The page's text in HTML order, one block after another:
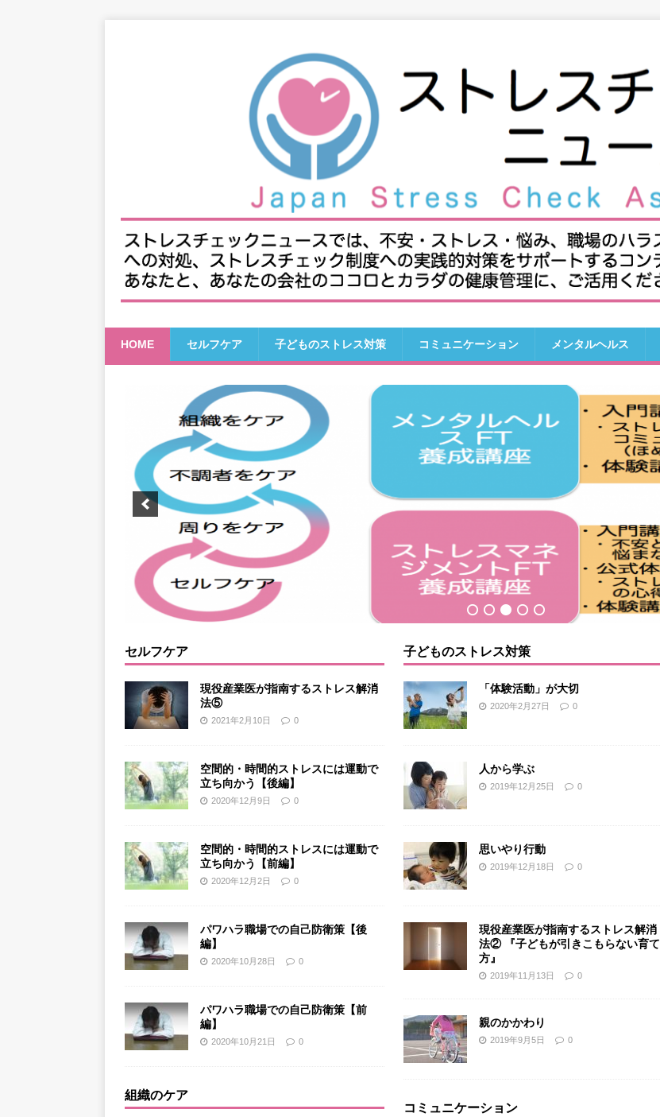
HOME セルフケア 子どものストレス対策 コミュニケーション メンタルヘルス
セルフケア
現役産業医が指南するストレス解消
法⑤
2021年2月10日 0
空間的・時間的ストレスには運動で
立ち向かう【後編】
2020年12月9日 0
空間的・時間的ストレスには運動で
立ち向かう【前編】
2020年12月2日 0
パワハラ職場での自己防衛策【後
編】
2020年10月28日 0
パワハラ職場での自己防衛策【前
編】
2020年10月21日 0
組織のケア
子どものストレス対策
「体験活動」が大切
2020年2月27日 0
人から学ぶ
2019年12月25日 0
思いやり行動
2019年12月18日 0
現役産業医が指南するストレス解消
法② 『子どもが引きこもらない育て
方』
2019年11月13日 0
親のかかわり
2019年9月5日 0
コミュニケーション